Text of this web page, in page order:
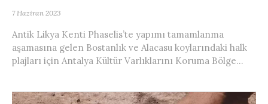
7 Haziran 2023
Antik Likya Kenti Phaselis’te yapımı tamamlanma
aşamasına gelen Bostanlık ve Alacasu koylarındaki halk
plajları için Antalya Kültür Varlıklarını Koruma Bölge...